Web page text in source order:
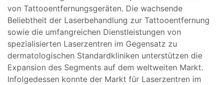
von Tattooentfernungsgeräten. Die wachsende
Beliebtheit der Laserbehandlung zur Tattooentfernung
sowie die umfangreichen Dienstleistungen von
spezialisierten Laserzentren im Gegensatz zu
dermatologischen Standardkliniken unterstützen die
Expansion des Segments auf dem weltweiten Markt.
Infolgedessen konnte der Markt für Laserzentren im